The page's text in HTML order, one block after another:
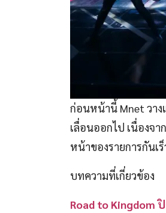
ก่อนหน้านี้ Mnet วา
เลื่อนออกไป เนื่องจ
หน้าของรายการกันเ
บทความที่เกี่ยวข้อง
Road to Kingdom